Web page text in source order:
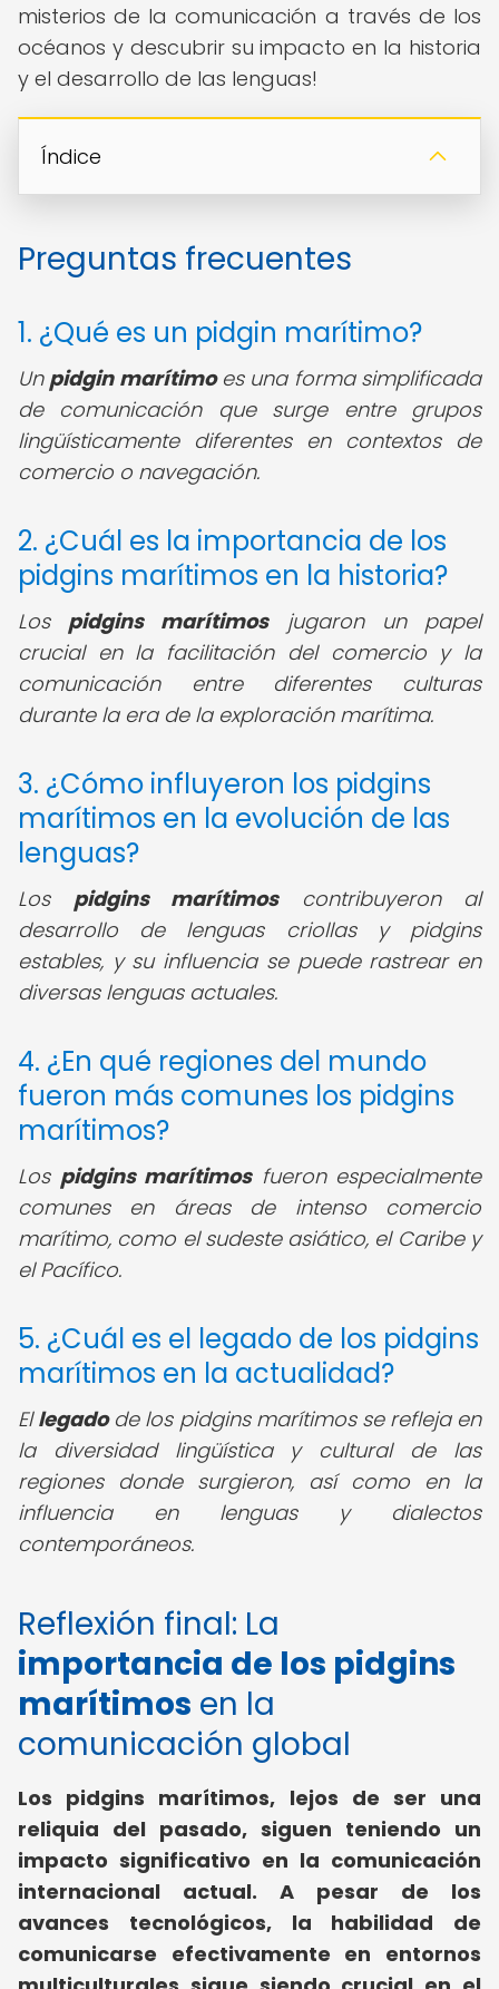
misterios de la comunicación a través de los
océanos y descubrir su impacto en la historia
y el desarrollo de las lenguas!
Índice
Preguntas frecuentes
1. ¿Qué es un pidgin marítimo?
Un pidgin marítimoes una forma simplificada
de comunicación que surge entre grupos
lingüísticamente diferentes en contextos de
comercio o navegación.
2. ¿Cuál es la importancia de los
pidgins marítimos en la historia?
Los pidgins marítimosjugaron un papel
crucial en la facilitación del comercio y la
comunicación entre diferentes culturas
durante la era de la exploración marítima.
3. ¿Cómo influyeron los pidgins
marítimos en la evolución de las
lenguas?
Los pidgins marítimoscontribuyeron al
desarrollo de lenguas criollas y pidgins
estables, y su influencia se puede rastrear en
diversas lenguas actuales.
4. ¿En qué regiones del mundo
fueron más comunes los pidgins
marítimos?
Los pidgins marítimosfueron especialmente
comunes en áreas de intenso comercio
marítimo, como el sudeste asiático, el Caribe y
el Pacífico.
5. ¿Cuál es el legado de los pidgins
marítimos en la actualidad?
Ellegadode los pidgins marítimos se refleja en
la diversidad lingüística y cultural de las
regiones donde surgieron, así como en la
influencia en lenguas y dialectos
contemporáneos.
Reflexión final: La
importancia de los pidgins
marítimos en la
comunicación global
Los pidgins marítimos, lejos de ser una
reliquia del pasado, siguen teniendo un
impacto significativo en la comunicación
internacional actual. A pesar de los
avances tecnológicos, la habilidad de
comunicarse efectivamente en entornos